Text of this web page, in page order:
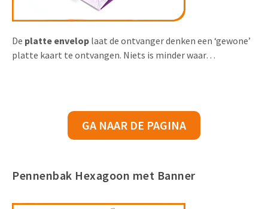
De platte envelop laat de ontvanger denken een ‘gewone’
platte kaart te ontvangen. Niets is minder waar…
GA NAAR DE PAGINA
Pennenbak Hexagoon met Banner